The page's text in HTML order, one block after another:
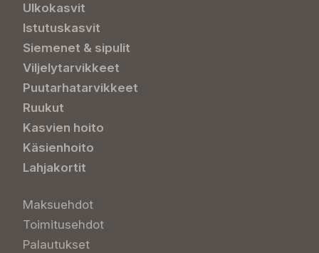
Ulkokasvit
Istutuskasvit
Siemenet & sipulit
Viljelytarvikkeet
Puutarhatarvikkeet
Ruukut
Kasvien hoito
Käsienhoito
Lahjakortit
Maksuehdot
Toimitusehdot
Palautukset